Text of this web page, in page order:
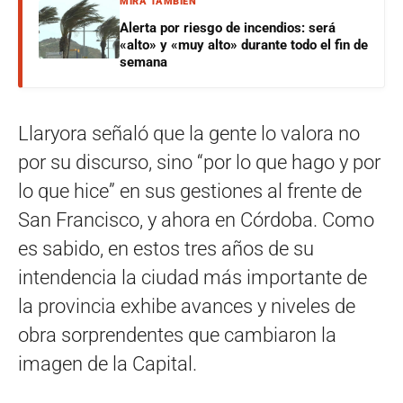
Alerta por riesgo de incendios: será
«alto» y «muy alto» durante todo el fin de
semana
Llaryora señaló que la gente lo valora no
por su discurso, sino “por lo que hago y por
lo que hice” en sus gestiones al frente de
San Francisco, y ahora en Córdoba. Como
es sabido, en estos tres años de su
intendencia la ciudad más importante de
la provincia exhibe avances y niveles de
obra sorprendentes que cambiaron la
imagen de la Capital.